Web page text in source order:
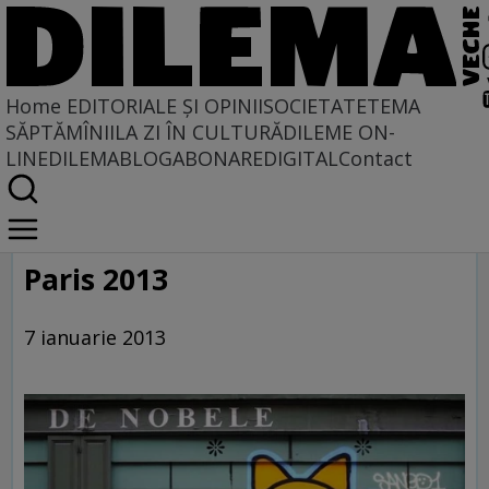
Home EDITORIALE ȘI OPINIISOCIETATETEMA
SĂPTĂMÎNIILA ZI ÎN CULTURĂDILEME ON-
LINEDILEMABLOGABONAREDIGITALContact
Home
Galerie
Paris 2013
7 ianuarie 2013